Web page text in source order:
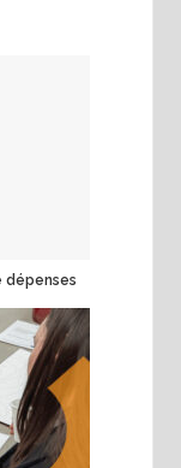
dépenses